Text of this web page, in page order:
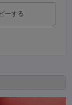
ーする